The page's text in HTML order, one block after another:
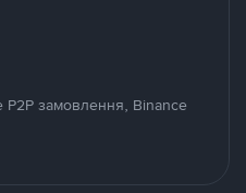
P2P замовлення, Binance